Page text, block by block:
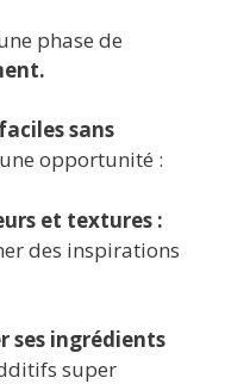
phase de
sans
opportunité :
et textures :
des inspirations
ses ingrédients
super